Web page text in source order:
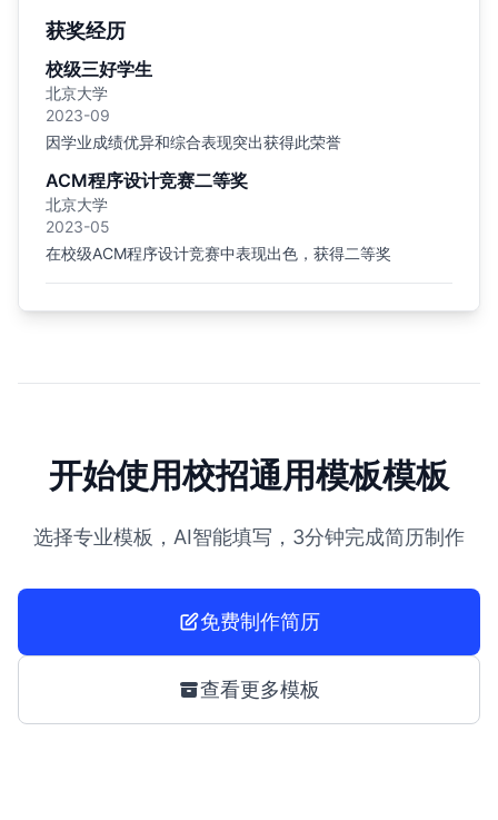
获奖经历
校级三好学生
北京大学
2023-09
因学业成绩优异和综合表现突出获得此荣誉
ACM程序设计竞赛二等奖
北京大学
2023-05
在校级ACM程序设计竞赛中表现出色，获得二等奖
开始使用校招通用模板模板
选择专业模板，AI智能填写，3分钟完成简历制作
免费制作简历
查看更多模板